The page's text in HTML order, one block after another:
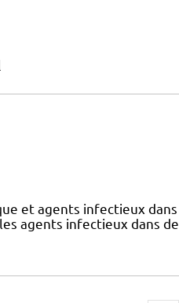
et agents infectieux
agents infectieux dans